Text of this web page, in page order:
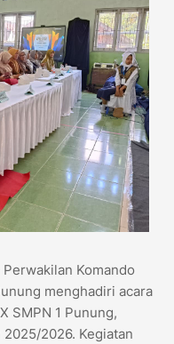
Komando
menghadiri acara
SMPN 1 Punung,
2026. Kegiatan